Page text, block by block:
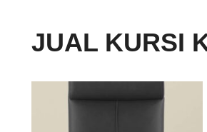
JUAL KURSI